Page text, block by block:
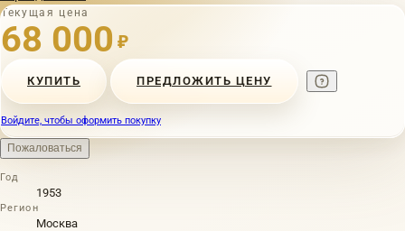
Текущая цена
68 000 ₽
КУПИТЬ ПРЕДЛОЖИТЬ ЦЕНУ
Войдите, чтобы оформить покупку
Пожаловаться
Год
1953
Регион
Москва